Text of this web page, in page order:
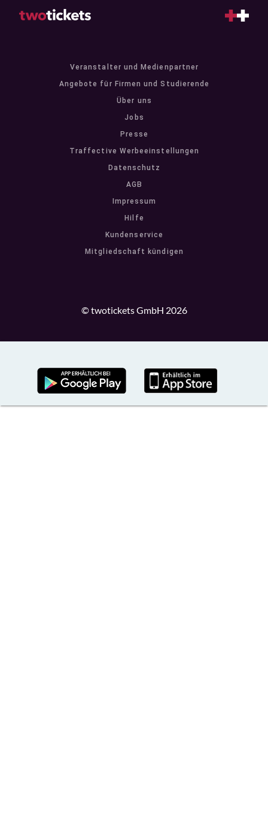
Veranstalter und Medienpartner
Angebote für Firmen und Studierende
Über uns
Jobs
Presse
Traffective Werbeeinstellungen
Datenschutz
AGB
Impressum
Hilfe
Kundenservice
Mitgliedschaft kündigen
© twotickets GmbH 2026